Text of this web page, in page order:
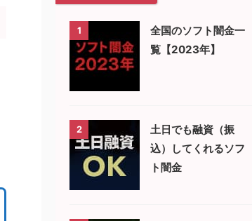
1
全国のソフト闇金一
覧【2023年】
2
土日でも融資（振
込）してくれるソフ
ト闇金